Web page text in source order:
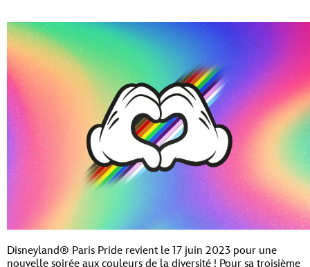
Disneyland® Paris Pride revient le 17 juin 2023 pour une
nouvelle soirée aux couleurs de la diversité ! Pour sa troisième